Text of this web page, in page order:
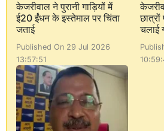
केजरीवाल ने पुरानी गाड़ियों में
ई20 ईंधन के इस्तेमाल पर चिंता
जताई
Published On 29 Jul 2026
13:57:51
चलाई